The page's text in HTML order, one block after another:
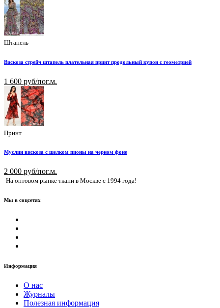
Штапель
Вискоза стрейч штапель плательная принт продольный купон с геометрией
1 600 руб/пог.м.
Принт
Муслин вискоза с шелком пионы на черном фоне
2 000 руб/пог.м.
На оптовом рынке ткани в Москве с 1994 года!
Мы в соцсетях
Информация
О нас
Журналы
Полезная информация